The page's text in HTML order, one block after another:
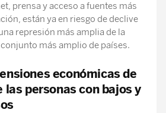
prensa y acceso a fuentes más
están ya en riesgo de declive
represión más amplia de la
más amplio de países.
económicas de
las personas con bajos y